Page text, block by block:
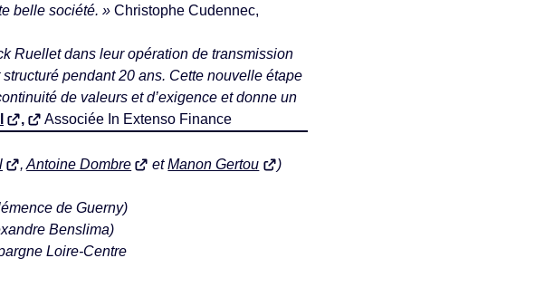
belle société. » Christophe Cudennec,
Ruellet dans leur opération de transmission
pendant 20 ans. Cette nouvelle étape
de valeurs et d’exigence et donne un
,
Associée In Extenso Finance
,Antoine Dombre etManon Gertou
)
de Guerny)
Benslima)
Loire-Centre